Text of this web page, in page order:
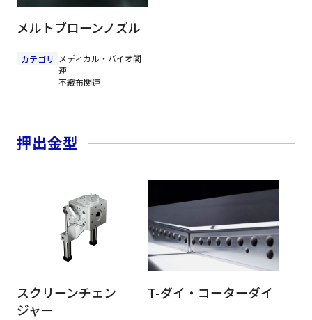
メルトブローンノズル
カテゴリ
メディカル・バイオ関
連
不織布関連
押出金型
スクリーンチェン
ジャー
T-ダイ・コーターダイ